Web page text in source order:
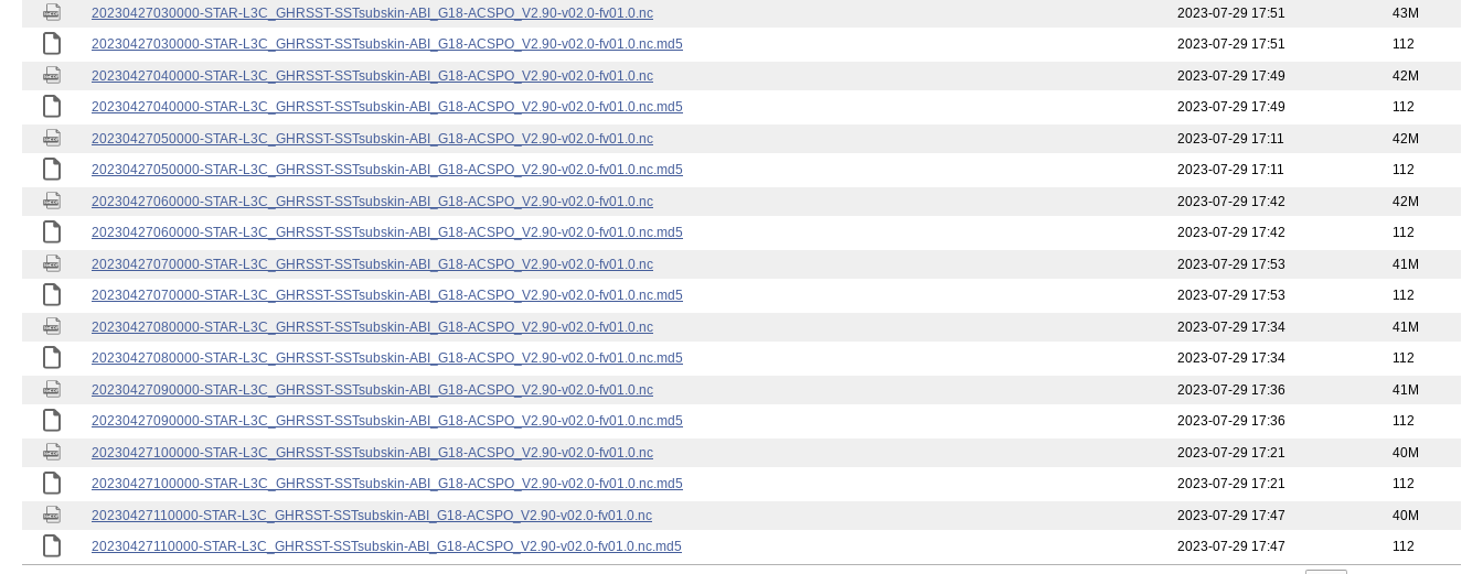
20230427030000-STAR-L3C_GHRSST-SSTsubskin-ABI_G18-ACSPO_V2.90-v02.0-fv01.0.nc 2023-07-29 17:51
43M
20230427030000-STAR-L3C_GHRSST-SSTsubskin-ABI_G18-ACSPO_V2.90-v02.0-fv01.0.nc.md5
2023-07-29 17:51 112
20230427040000-STAR-L3C_GHRSST-SSTsubskin-ABI_G18-ACSPO_V2.90-v02.0-fv01.0.nc 2023-07-29 17:49
42M
20230427040000-STAR-L3C_GHRSST-SSTsubskin-ABI_G18-ACSPO_V2.90-v02.0-fv01.0.nc.md5
2023-07-29 17:49 112
20230427050000-STAR-L3C_GHRSST-SSTsubskin-ABI_G18-ACSPO_V2.90-v02.0-fv01.0.nc 2023-07-29 17:11
42M
20230427050000-STAR-L3C_GHRSST-SSTsubskin-ABI_G18-ACSPO_V2.90-v02.0-fv01.0.nc.md5
2023-07-29 17:11 112
20230427060000-STAR-L3C_GHRSST-SSTsubskin-ABI_G18-ACSPO_V2.90-v02.0-fv01.0.nc 2023-07-29 17:42
42M
20230427060000-STAR-L3C_GHRSST-SSTsubskin-ABI_G18-ACSPO_V2.90-v02.0-fv01.0.nc.md5
2023-07-29 17:42 112
20230427070000-STAR-L3C_GHRSST-SSTsubskin-ABI_G18-ACSPO_V2.90-v02.0-fv01.0.nc 2023-07-29 17:53
41M
20230427070000-STAR-L3C_GHRSST-SSTsubskin-ABI_G18-ACSPO_V2.90-v02.0-fv01.0.nc.md5
2023-07-29 17:53 112
20230427080000-STAR-L3C_GHRSST-SSTsubskin-ABI_G18-ACSPO_V2.90-v02.0-fv01.0.nc 2023-07-29 17:34
41M
20230427080000-STAR-L3C_GHRSST-SSTsubskin-ABI_G18-ACSPO_V2.90-v02.0-fv01.0.nc.md5
2023-07-29 17:34 112
20230427090000-STAR-L3C_GHRSST-SSTsubskin-ABI_G18-ACSPO_V2.90-v02.0-fv01.0.nc 2023-07-29 17:36
41M
20230427090000-STAR-L3C_GHRSST-SSTsubskin-ABI_G18-ACSPO_V2.90-v02.0-fv01.0.nc.md5
2023-07-29 17:36 112
20230427100000-STAR-L3C_GHRSST-SSTsubskin-ABI_G18-ACSPO_V2.90-v02.0-fv01.0.nc 2023-07-29 17:21
40M
20230427100000-STAR-L3C_GHRSST-SSTsubskin-ABI_G18-ACSPO_V2.90-v02.0-fv01.0.nc.md5
2023-07-29 17:21 112
20230427110000-STAR-L3C_GHRSST-SSTsubskin-ABI_G18-ACSPO_V2.90-v02.0-fv01.0.nc 2023-07-29 17:47
40M
20230427110000-STAR-L3C_GHRSST-SSTsubskin-ABI_G18-ACSPO_V2.90-v02.0-fv01.0.nc.md5
2023-07-29 17:47 112